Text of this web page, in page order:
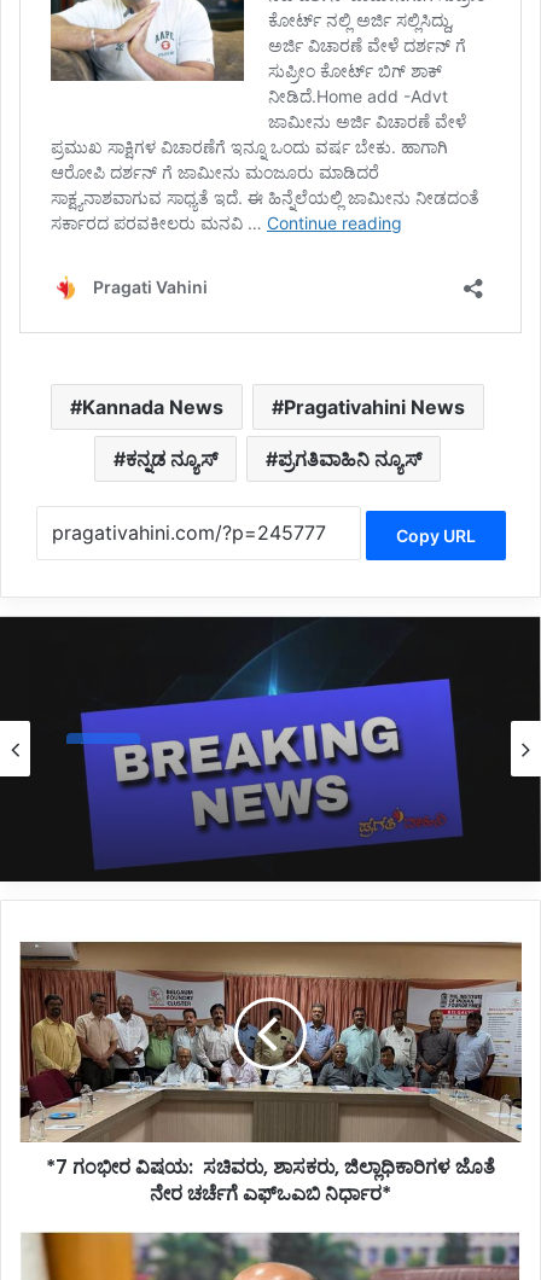
Kannada News Pragativahini News
ಕನ್ನಡ ನ್ಯೂಸ್ ಪ್ರಗತಿವಾಹಿನಿ ನ್ಯೂಸ್
Copy URL
Latest
1 hour ago
*ಪಾದಚಾರಿಗಳ ಮೇಲೆ ಹರಿದ ಮೈನಿಂಗ್ ಲಾರಿ: ಇಬ್ಬರು
ಸ್ಥಳದಲ್ಲೇ ದುರ್ಮರಣ*
ಗಂಭೀರ
ವಿಷಯ:
ಸಚಿವರು,
ಶಾಸಕರು,
ಜಿಲ್ಲಾಧಿಕಾರಿಗಳ
ಜೊತೆ
ನೇರ
ಚರ್ಚೆಗೆ
ಎಫ್ಒಎಬಿ
*7 ಗಂಭೀರ ವಿಷಯ: ಸಚಿವರು, ಶಾಸಕರು, ಜಿಲ್ಲಾಧಿಕಾರಿಗಳ ಜೊತೆ
ನೇರ ಚರ್ಚೆಗೆ ಎಫ್ಒಎಬಿ ನಿರ್ಧಾರ*
*ಶಾಲೆಗಳಲ್ಲಿ
ಹಿಜಾಬ್